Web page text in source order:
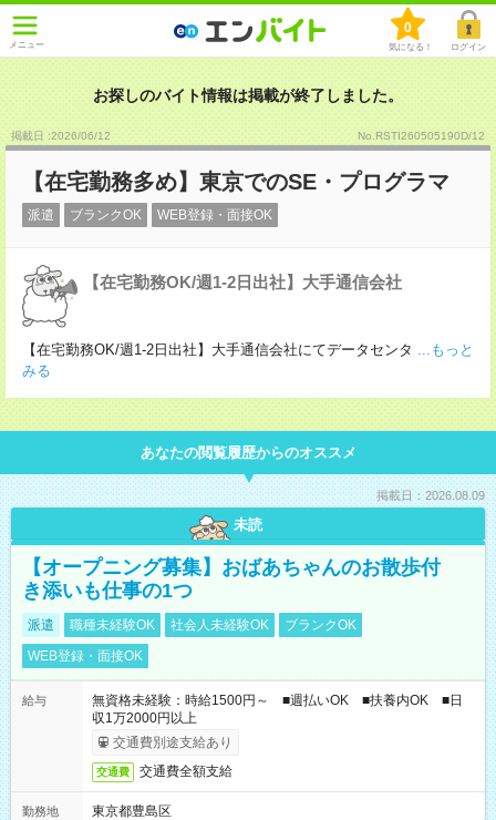
メニュー
0
気になる！ ログイン
お探しのバイト情報は掲載が終了しました。
掲載日 :2026/06/12 No.RSTI260505190D/12
【在宅勤務多め】東京でのSE・プログラマ
派遣 ブランクOK WEB登録・面接OK
【在宅勤務OK/週1-2日出社】大手通信会社
【在宅勤務OK/週1-2日出社】大手通信会社にてデータセンタ ...もっと
みる
あなたの閲覧履歴からのオススメ
掲載日：2026.08.09
未読
【オープニング募集】おばあちゃんのお散歩付
き添いも仕事の1つ
派遣 職種未経験OK 社会人未経験OK
ブランクOK
WEB登録・面接OK
給与
無資格未経験：時給1500円～ ■週払いOK ■扶養内OK ■日
収1万2000円以上
交通費別途支給あり
交通費 交通費全額支給
勤務地
東京都豊島区